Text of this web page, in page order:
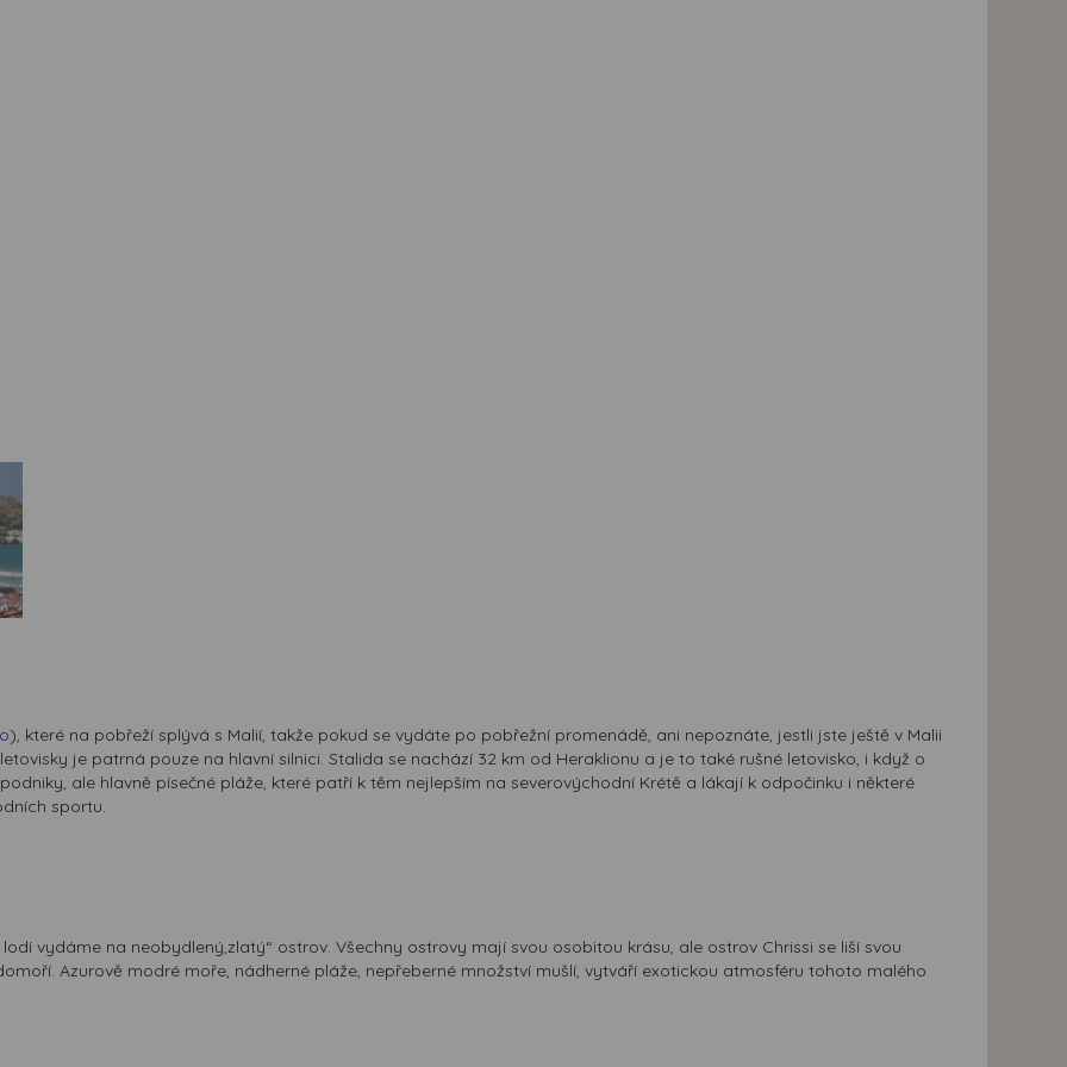
), které na pobřeží splývá s Malií, takže pokud se vydáte po pobřežní promenádě, ani nepoznáte, jestli jste ještě v Malii
je patrná pouze na hlavní silnici. Stalida se nachází 32 km od Heraklionu a je to také rušné letovisko, i když o
ale hlavně písečné pláže, které patří k těm nejlepším na severovýchodní Krétě a lákají k odpočinku i některé
sportu.
vydáme na neobydlený,zlatý“ ostrov. Všechny ostrovy mají svou osobitou krásu, ale ostrov Chrissi se liší svou
Azurově modré moře, nádherné pláže, nepřeberné množství mušlí, vytváří exotickou atmosféru tohoto malého